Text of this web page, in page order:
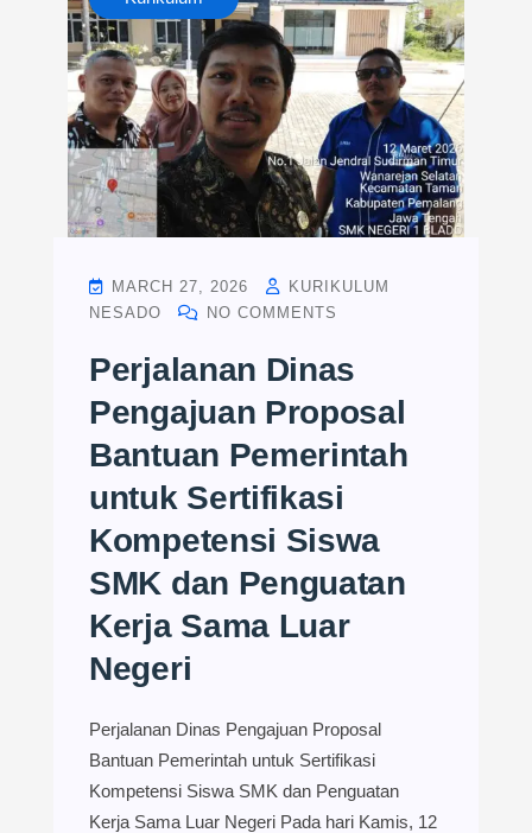
MARCH 27, 2026
KURIKULUM
NESADO
NO COMMENTS
Perjalanan Dinas
Pengajuan Proposal
Bantuan Pemerintah
untuk Sertifikasi
Kompetensi Siswa
SMK dan Penguatan
Kerja Sama Luar
Negeri
Perjalanan Dinas Pengajuan Proposal
Bantuan Pemerintah untuk Sertifikasi
Kompetensi Siswa SMK dan Penguatan
Kerja Sama Luar Negeri Pada hari Kamis, 12